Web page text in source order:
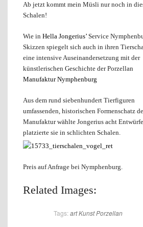
Ab jetzt kommt mein Müsli nur noch in
Schalen!
Wie in Hella Jongerius’ Service
Skizzen spiegelt sich auch in ihren
eine intensive Auseinandersetzung mit der
künstlerischen Geschichte der Porzellan
Manufaktur Nymphenburg
Aus dem rund siebenhundert Tierfiguren
umfassenden, historischen Formenschatz
Manufaktur wählte Jongerius acht
platzierte sie in schlichten Schalen.
Preis auf Anfrage bei Nymphenburg.
Related Images:
Tags: artKunstPorzellan